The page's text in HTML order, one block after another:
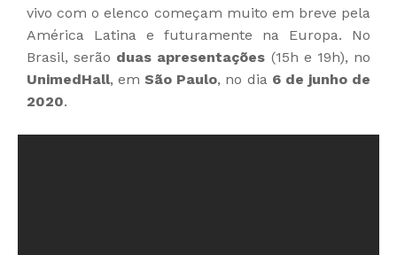
vivo com o elenco começam muito em breve pela
América Latina e futuramente na Europa. No
Brasil, serão duas apresentações (15h e 19h), no
UnimedHall, emSão Paulo, no dia 6 de junho de
2020.